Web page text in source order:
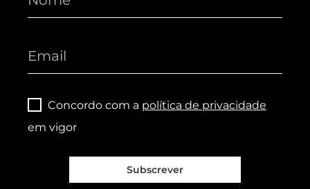
Concordo com a política de privacidade
em vigor
Subscrever